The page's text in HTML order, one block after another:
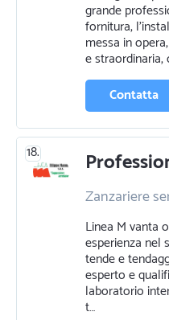
grande
fornitura,
messa in
e straordinaria,
Contatta
18.
Zanzariere
Linea M vanta
esperienza nel
tende e
esperto e
laboratorio
t…